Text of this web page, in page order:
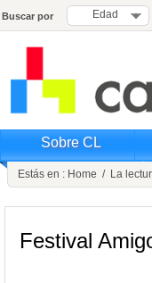
Buscar por Edad
Sobre CL
Estás en : Home / La
Festival